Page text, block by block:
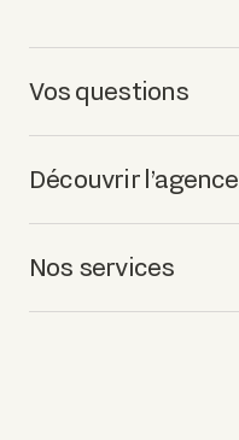
Vos questions
Découvrir l’agence
Nos services